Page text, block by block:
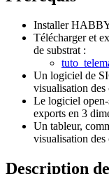
Installer
Télécharger et
de substrat :
Un logiciel de
visualisation des
Le logiciel
exports en 3
Un tableur,
visualisation
Description